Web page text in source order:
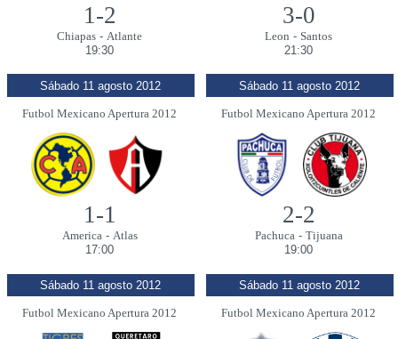
1-2
Chiapas - Atlante
19:30
3-0
Leon - Santos
21:30
Sábado 11 agosto 2012
Futbol Mexicano Apertura 2012
1-1
America- Atlas
17:00
Sábado 11 agosto 2012
Futbol Mexicano Apertura 2012
2-2
Pachuca- Tijuana
19:00
Sábado 11 agosto 2012
Futbol Mexicano Apertura 2012
Sábado 11 agosto 2012
Futbol Mexicano Apertura 2012